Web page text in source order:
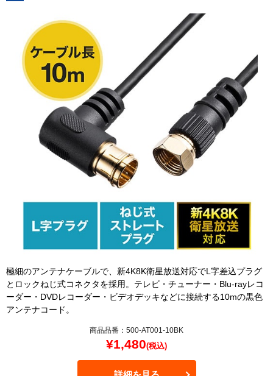
極細のアンテナケーブルで、新4K8K衛星放送対応でL字差込プラグ
とロックねじ式コネクタを採用。テレビ・チューナー・Blu-rayレコ
ーダー・DVDレコーダー・ビデオデッキなどに接続する10mの黒色
アンテナコード。
商品品番：500-AT001-10BK
¥1,480(税込)